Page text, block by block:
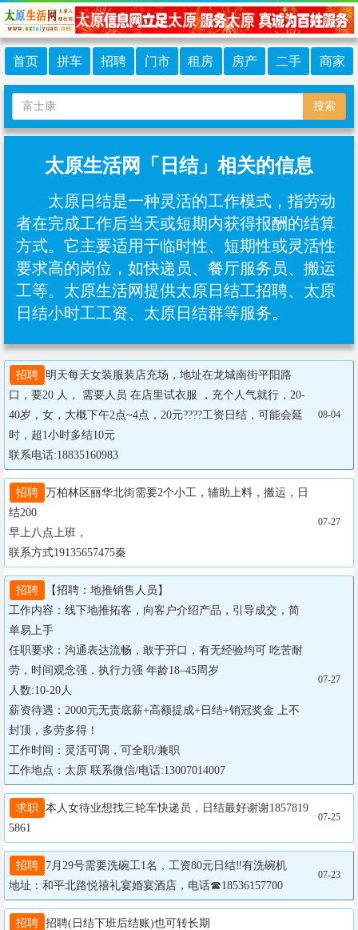
首页 拼车 招聘 门市 租房 房产 二手 商家
搜索
太原生活网「日结」相关的信息
太原日结是一种灵活的工作模式，指劳动
者在完成工作后当天或短期内获得报酬的结算
方式‌。它主要适用于临时性、短期性或灵活性
要求高的岗位，如快递员、餐厅服务员、搬运
工等‌。太原生活网提供太原日结工招聘、太原
日结小时工工资、太原日结群等服务。
招聘
明天每天女装服装店充场，地址在龙城南街平阳路
口，要20 人， 需要人员 在店里试衣服 ，充个人气就行，20-
40岁，女，大概下午2点~4点，20元????工资日结，可能会延
时，超1小时多结10元
联系电话:18835160983
08-04
招聘 万柏林区丽华北街需要2个小工，辅助上料，搬运，日
结200
早上八点上班，
联系方式19135657475秦
07-27
招聘
【招聘：地推销售人员】
工作内容：线下地推拓客，向客户介绍产品，引导成交，简
单易上手
任职要求：沟通表达流畅，敢于开口，有无经验均可 吃苦耐
劳，时间观念强，执行力强 年龄18–45周岁
人数:10-20人
薪资待遇：2000元无责底薪+高额提成+日结+销冠奖金 上不
封顶，多劳多得！
工作时间：灵活可调，可全职/兼职
工作地点：太原 联系微信/电话:13007014007
07-27
求职
本人女待业想找三轮车快递员，日结最好谢谢1857819
5861
07-25
招聘
7月29号需要洗碗工1名，工资80元日结‼有洗碗机
地址：和平北路悦禧礼宴婚宴酒店，电话☎18536157700
07-23
招聘 招聘(日结下班后结账)也可转长期